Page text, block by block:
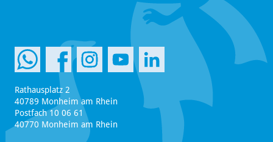
Rathausplatz 2
40789 Monheim am Rhein
Postfach 10 06 61
40770 Monheim am Rhein